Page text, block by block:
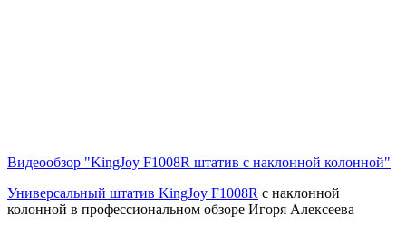
Видеообзор "KingJoy F1008R штатив с наклонной колонной"
Универсальный штатив KingJoy F1008R с наклонной
колонной в профессиональном обзоре Игоря Алексеева